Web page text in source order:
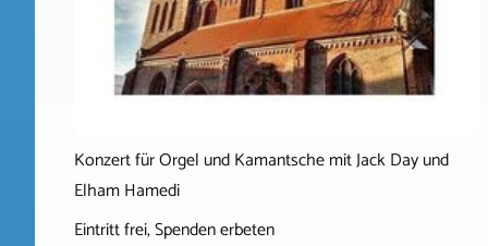
Konzert für Orgel und Kamantsche mit Jack Day und
Elham Hamedi
Eintritt frei, Spenden erbeten